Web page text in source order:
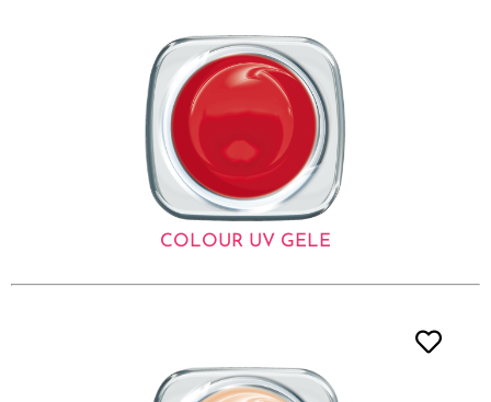
COLOUR UV GELE